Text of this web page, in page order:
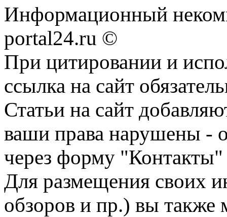
Информационный
portal24.ru ©
При цитировании и
ссылка на сайт
Статьи на сайт
ваши права нарушены -
через форму "Контакты"
Для размещения своих
обзоров и пр.) вы также